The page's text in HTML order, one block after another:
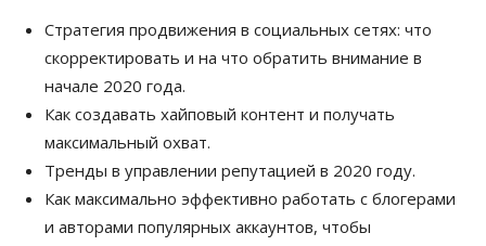
Стратегия продвижения в социальных сетях: что
скорректировать и на что обратить внимание в
начале 2020 года.
Как создавать хайповый контент и получать
максимальный охват.
Тренды в управлении репутацией в 2020 году.
Как максимально эффективно работать с блогерами
и авторами популярных аккаунтов, чтобы